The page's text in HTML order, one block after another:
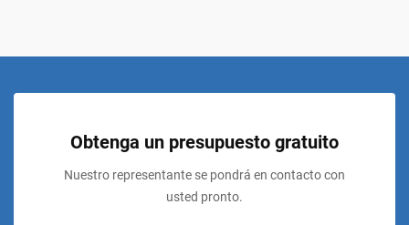
Obtenga un presupuesto gratuito
Nuestro representante se pondrá en contacto con
usted pronto.